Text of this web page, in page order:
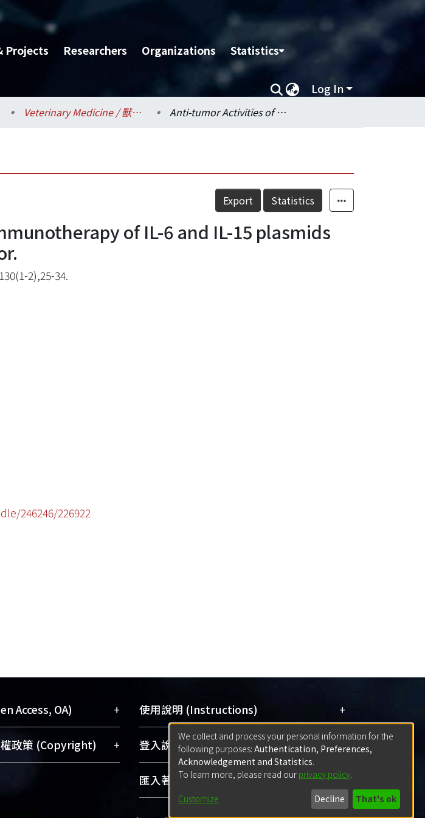
Projects Researchers Organizations Statistics
Log In
Veterinary Medicine / 獸醫學系 Anti-tumor Activities of Combinatory Immunotherapy of IL-6 and IL-15 plasmids on Canine Transmissible Venereal Tumor.
Export Statistics
of IL-6 and IL-15 plasmids
2),25-34.
246246/226922
Access, OA) +
角度提升資訊取用性
學術研究上是透過將
政策 (Copyright) +
使用說明 (Instructions) +
網站簡介(Quickstart Guide)
使用手冊(Instruction Manual)
線上預約服務(Booking Service)
登入說明 (Sign-in) +
方案一：臺灣大學計算機中心帳號登入
(With C&INC Email Account)
(With ORCID)
匯入著作 (Submission) +
方案一：定期更新ORCID者，以ID匯入
We collect and process your personal information for the
following purposes: Authentication, Preferences,
Acknowledgement and Statistics.
To learn more, please read our privacy policy.
Customize Decline That's ok